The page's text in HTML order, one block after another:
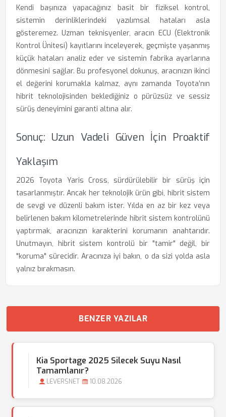
Kendi başınıza yapacağınız basit bir fiziksel kontrol,
sistemin derinliklerindeki yazılımsal hataları asla
gösteremez. Uzman teknisyenler, aracın ECU (Elektronik
Kontrol Ünitesi) kayıtlarını inceleyerek, geçmişte yaşanmış
küçük hataları analiz eder ve sistemin fabrika ayarlarına
dönmesini sağlar. Bu profesyonel dokunuş, aracınızın ikinci
el değerini korumakla kalmaz, aynı zamanda Toyota’nın
hibrit teknolojisinden beklediğiniz o pürüzsüz ve sessiz
sürüş deneyimini garanti altına alır.
Sonuç: Uzun Vadeli Güven İçin Proaktif
Yaklaşım
2026 Toyota Yaris Cross, sürdürülebilir bir sürüş için
tasarlanmıştır. Ancak her teknolojik ürün gibi, hibrit sistem
de sevgi ve düzenli bakım ister. Yılda en az bir kez veya
belirlenen bakım kilometrelerinde hibrit sistem kontrolünü
yaptırmak, aracınızın karakterini korumanın anahtarıdır.
Unutmayın, hibrit sistem kontrolü bir "tamir" değil, bir
"koruma" sürecidir. Aracınıza iyi bakın, o da sizi yolda asla
yalnız bırakmasın.
BENZER YAZILAR
Kia Sportage 2025 Silecek Suyu Nasıl
Tamamlanır?
LEVERSNET 10.08.2026